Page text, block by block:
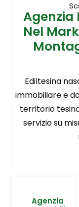
Agenzia
Nel
Ediltesina
immobiliare e
territorio
servizio su
Agenzia